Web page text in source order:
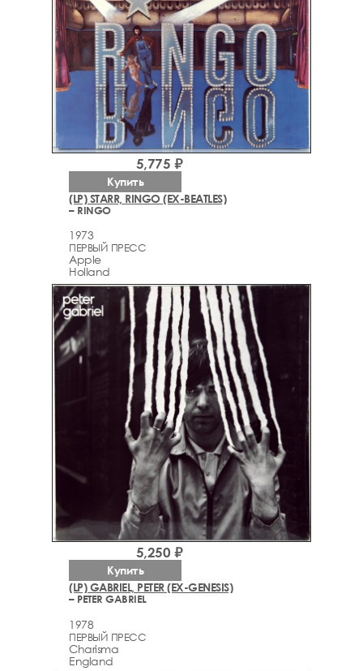
(LP) STARR, RINGO (EX-BEATLES)
– RINGO
1973
ПЕРВЫЙ ПРЕСС
Apple
Holland
5,775 ₽
Купить
(LP) GABRIEL, PETER (EX-GENESIS)
– PETER GABRIEL
1978
ПЕРВЫЙ ПРЕСС
Charisma
England
5,250 ₽
Купить